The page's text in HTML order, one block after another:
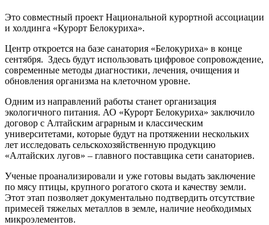
Это совместный проект Национальной курортной ассоциации
и холдинга «Курорт Белокуриха».
Центр откроется на базе санатория «Белокуриха» в конце
сентября. Здесь будут использовать цифровое сопровождение,
современные методы диагностики, лечения, очищения и
обновления организма на клеточном уровне.
Одним из направлений работы станет организация
экологичного питания. АО «Курорт Белокуриха» заключило
договор с Алтайским аграрным и классическим
университетами, которые будут на протяжении нескольких
лет исследовать сельскохозяйственную продукцию
«Алтайских лугов» – главного поставщика сети санаториев.
Ученые проанализировали и уже готовы выдать заключение
по мясу птицы, крупного рогатого скота и качеству земли.
Этот этап позволяет документально подтвердить отсутствие
примесей тяжелых металлов в земле, наличие необходимых
микроэлементов.